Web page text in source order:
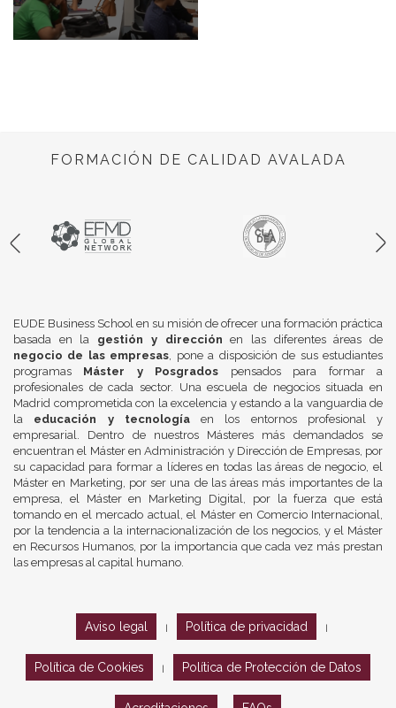
FORMACIÓN DE CALIDAD AVALADA
EUDE Business School en su misión de ofrecer una formación práctica
basada en la gestión y dirección en las diferentes áreas de
negocio de las empresas , pone a disposición de sus estudiantes
programas Máster y Posgrados pensados para formar a
profesionales de cada sector. Una escuela de negocios situada en
Madrid comprometida con la excelencia y estando a la vanguardia de
la educación y tecnologíaen los entornos profesional y
empresarial. Dentro de nuestros Másteres más demandados se
encuentran el Máster en Administración y Dirección de Empresas, por
su capacidad para formar a líderes en todas las áreas de negocio, el
Máster en Marketing, por ser una de las áreas más importantes de la
empresa, el Máster en Marketing Digital, por la fuerza que está
tomando en el mercado actual, el Máster en Comercio Internacional,
por la tendencia a la internacionalización de los negocios, y el Máster
en Recursos Humanos, por la importancia que cada vez más prestan
las empresas al capital humano.
Aviso legal Política de privacidad
Política de Cookies Política de Protección de Datos